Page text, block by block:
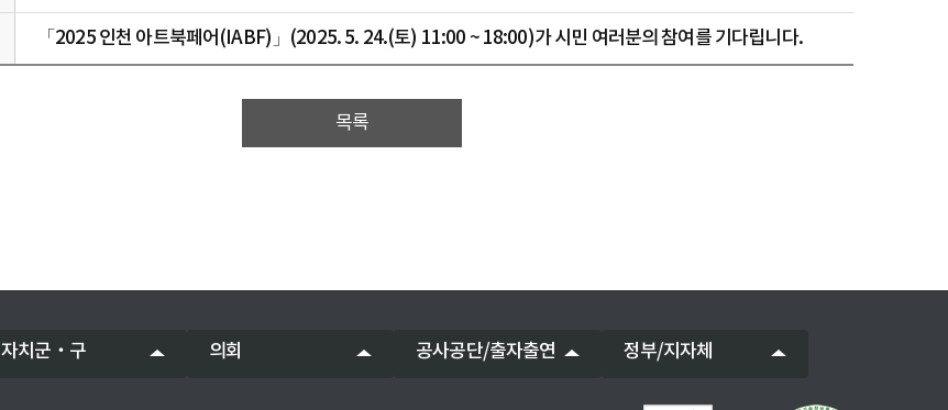
「2025 인천 아트북페어(IABF)」(2025. 5. 24.(토) 11:00 ~ 18:00)가 시민 여러분의 참여를 기다립니다.
목록
자치군‧구 의회 공사공단/출자출연 정부/지자체